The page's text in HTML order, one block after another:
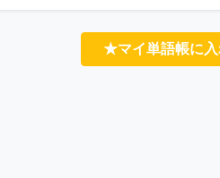
★マイ単語帳に入